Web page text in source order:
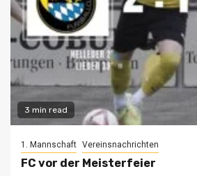
3 min read
1. Mannschaft Vereinsnachrichten
FC vor der Meisterfeier